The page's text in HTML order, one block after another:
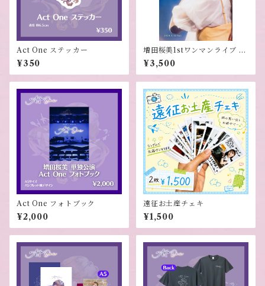
Act One ステッカー
¥350
増田桜美1stワンマンライブ フ
ォトブック
¥3,500
Act One フォトブック
¥2,000
遠征お土産チェキ
¥1,500